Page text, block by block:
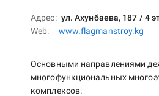
Адрес
ул. Ахунбаева, 187 / 4
Web
www.flagmanstroy.kg
Основными направлениями
многофункциональных
комплексов.